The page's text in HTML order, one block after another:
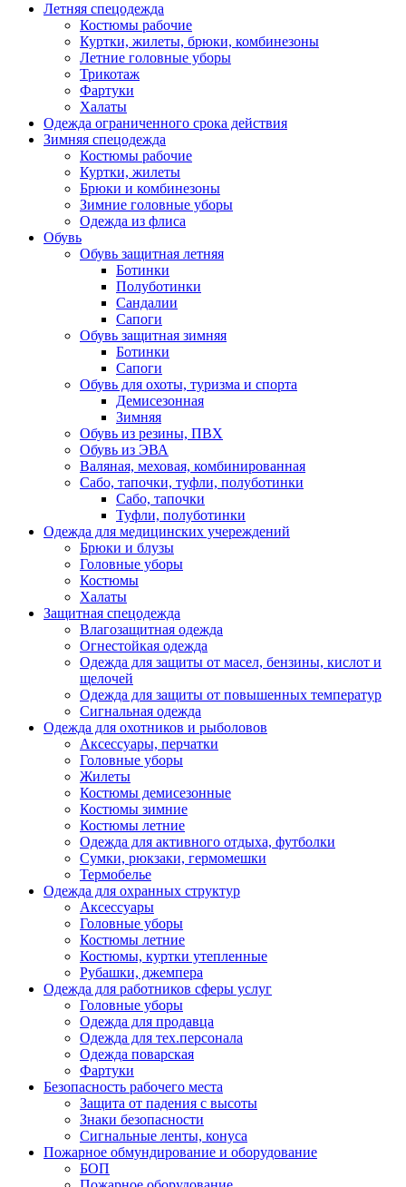
Летняя спецодежда
Костюмы рабочие
Куртки, жилеты, брюки, комбинезоны
Летние головные уборы
Трикотаж
Фартуки
Халаты
Одежда ограниченного срока действия
Зимняя спецодежда
Костюмы рабочие
Куртки, жилеты
Брюки и комбинезоны
Зимние головные уборы
Одежда из флиса
Обувь
Обувь защитная летняя
Ботинки
Полуботинки
Сандалии
Сапоги
Обувь защитная зимняя
Ботинки
Сапоги
Обувь для охоты, туризма и спорта
Демисезонная
Зимняя
Обувь из резины, ПВХ
Обувь из ЭВА
Валяная, меховая, комбинированная
Сабо, тапочки, туфли, полуботинки
Сабо, тапочки
Туфли, полуботинки
Одежда для медицинских учереждений
Брюки и блузы
Головные уборы
Костюмы
Халаты
Защитная спецодежда
Влагозащитная одежда
Огнестойкая одежда
Одежда для защиты от масел, бензины, кислот и
щелочей
Одежда для защиты от повышенных температур
Сигнальная одежда
Одежда для охотников и рыболовов
Аксессуары, перчатки
Головные уборы
Жилеты
Костюмы демисезонные
Костюмы зимние
Костюмы летние
Одежда для активного отдыха, футболки
Сумки, рюкзаки, гермомешки
Термобелье
Одежда для охранных структур
Аксессуары
Головные уборы
Костюмы летние
Костюмы, куртки утепленные
Рубашки, джемпера
Одежда для работников сферы услуг
Головные уборы
Одежда для продавца
Одежда для тех.персонала
Одежда поварская
Фартуки
Безопасность рабочего места
Защита от падения с высоты
Знаки безопасности
Сигнальные ленты, конуса
Пожарное обмундирование и оборудование
БОП